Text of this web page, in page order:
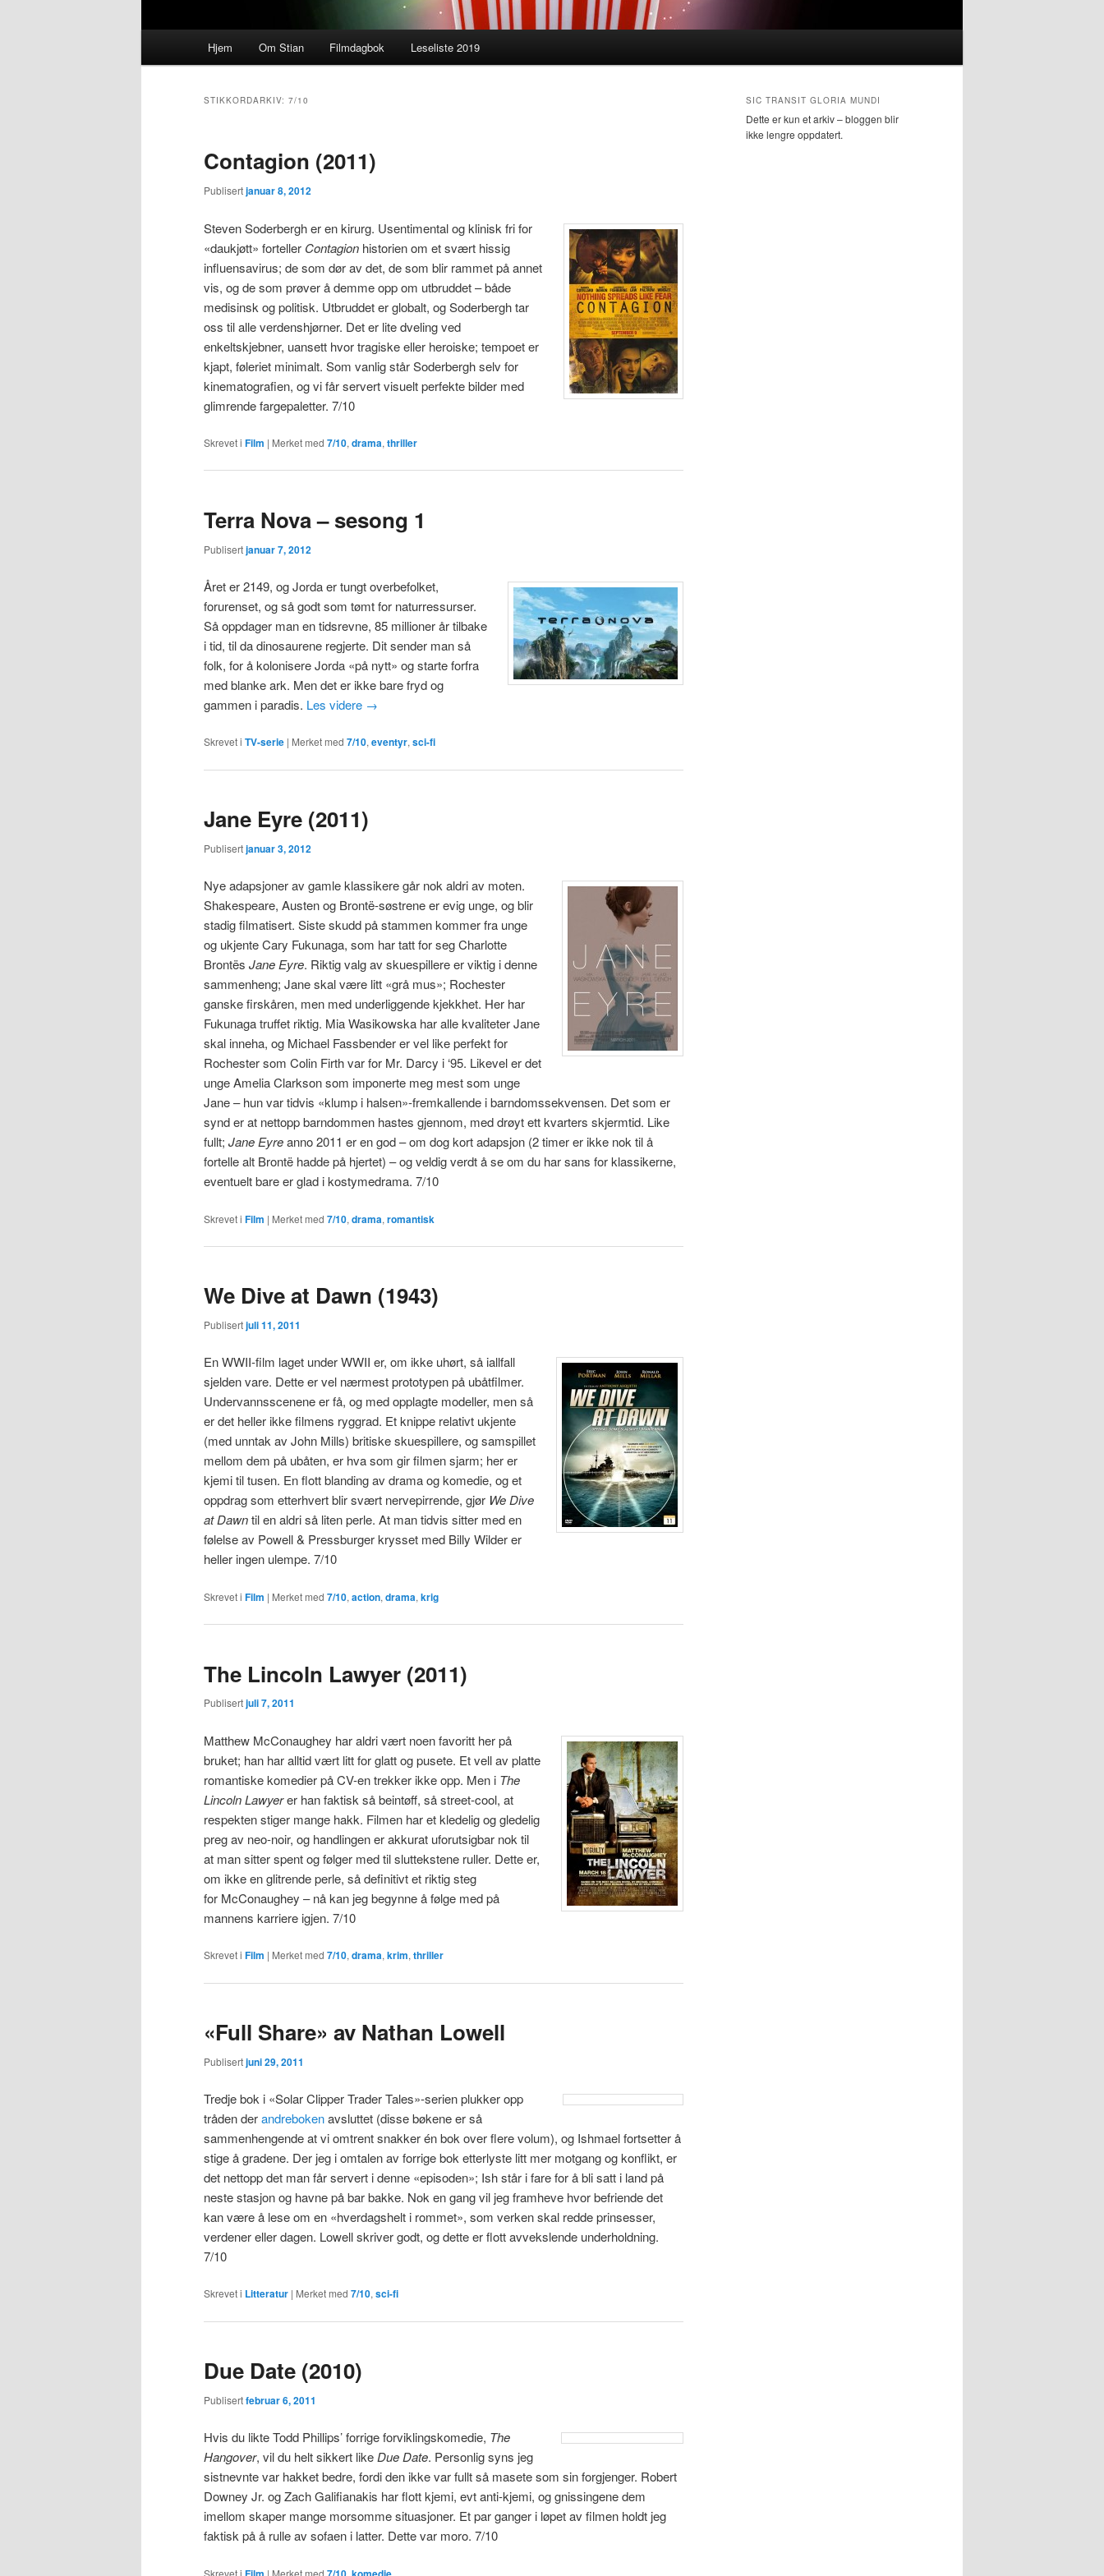
Hjem Om Stian Filmdagbok Leseliste 2019
STIKKORDARKIV: 7/10
Contagion (2011)
Publisertjanuar 8, 2012
Steven Soderbergh er en kirurg. Usentimental og klinisk fri for
«daukjøtt» forteller Contagion historien om et svært hissig
influensavirus; de som dør av det, de som blir rammet på annet
vis, og de som prøver å demme opp om utbruddet – både
medisinsk og politisk. Utbruddet er globalt, og Soderbergh tar
oss til alle verdenshjørner. Det er lite dveling ved
enkeltskjebner, uansett hvor tragiske eller heroiske; tempoet er
kjapt, føleriet minimalt. Som vanlig står Soderbergh selv for
kinematografien, og vi får servert visuelt perfekte bilder med
glimrende fargepaletter. 7/10
Skrevet i Film | Merket med 7/10, drama, thriller
Terra Nova – sesong 1
Publisertjanuar 7, 2012
Året er 2149, og Jorda er tungt overbefolket,
forurenset, og så godt som tømt for naturressurser.
Så oppdager man en tidsrevne, 85 millioner år tilbake
i tid, til da dinosaurene regjerte. Dit sender man så
folk, for å kolonisere Jorda «på nytt» og starte forfra
med blanke ark. Men det er ikke bare fryd og
gammen i paradis. Les videre →
Skrevet i TV-serie | Merket med 7/10, eventyr, sci-fi
Jane Eyre (2011)
Publisertjanuar 3, 2012
Nye adapsjoner av gamle klassikere går nok aldri av moten.
Shakespeare, Austen og Brontë-søstrene er evig unge, og blir
stadig filmatisert. Siste skudd på stammen kommer fra unge
og ukjente Cary Fukunaga, som har tatt for seg Charlotte
Brontës Jane Eyre. Riktig valg av skuespillere er viktig i denne
sammenheng; Jane skal være litt «grå mus»; Rochester
ganske firskåren, men med underliggende kjekkhet. Her har
Fukunaga truffet riktig. Mia Wasikowska har alle kvaliteter Jane
skal inneha, og Michael Fassbender er vel like perfekt for
Rochester som Colin Firth var for Mr. Darcy i ‘95. Likevel er det
unge Amelia Clarkson som imponerte meg mest som unge
Jane – hun var tidvis «klump i halsen»-fremkallende i barndomssekvensen. Det som er
synd er at nettopp barndommen hastes gjennom, med drøyt ett kvarters skjermtid. Like
fullt; Jane Eyreanno 2011 er en god – om dog kort adapsjon (2 timer er ikke nok til å
fortelle alt Brontë hadde på hjertet) – og veldig verdt å se om du har sans for klassikerne,
eventuelt bare er glad i kostymedrama. 7/10
Skrevet i Film | Merket med 7/10, drama, romantisk
We Dive at Dawn (1943)
Publisertjuli 11, 2011
En WWII-film laget under WWII er, om ikke uhørt, så iallfall
sjelden vare. Dette er vel nærmest prototypen på ubåtfilmer.
Undervannsscenene er få, og med opplagte modeller, men så
er det heller ikke filmens ryggrad. Et knippe relativt ukjente
(med unntak av John Mills) britiske skuespillere, og samspillet
mellom dem på ubåten, er hva som gir filmen sjarm; her er
kjemi til tusen. En flott blanding av drama og komedie, og et
oppdrag som etterhvert blir svært nervepirrende, gjør We Dive
at Dawntil en aldri så liten perle. At man tidvis sitter med en
følelse av Powell & Pressburger krysset med Billy Wilder er
heller ingen ulempe. 7/10
Skrevet i Film | Merket med 7/10, action, drama, krig
The Lincoln Lawyer (2011)
Publisertjuli 7, 2011
Matthew McConaughey har aldri vært noen favoritt her på
bruket; han har alltid vært litt for glatt og pusete. Et vell av platte
romantiske komedier på CV-en trekker ikke opp. Men i The
Lincoln Lawyerer han faktisk så beintøff, så street-cool, at
respekten stiger mange hakk. Filmen har et kledelig og gledelig
preg av neo-noir, og handlingen er akkurat uforutsigbar nok til
at man sitter spent og følger med til sluttekstene ruller. Dette er,
om ikke en glitrende perle, så definitivt et riktig steg
for McConaughey – nå kan jeg begynne å følge med på
mannens karriere igjen. 7/10
Skrevet i Film | Merket med 7/10, drama, krim, thriller
«Full Share» av Nathan Lowell
Publisertjuni 29, 2011
Tredje bok i «Solar Clipper Trader Tales»-serien plukker opp
tråden derandrebokenavsluttet (disse bøkene er så
sammenhengende at vi omtrent snakker én bok over flere volum), og Ishmael fortsetter å
stige å gradene. Der jeg i omtalen av forrige bok etterlyste litt mer motgang og konflikt, er
det nettopp det man får servert i denne «episoden»; Ish står i fare for å bli satt i land på
neste stasjon og havne på bar bakke. Nok en gang vil jeg framheve hvor befriende det
kan være å lese om en «hverdagshelt i rommet», som verken skal redde prinsesser,
verdener eller dagen. Lowell skriver godt, og dette er flott avvekslende underholdning.
7/10
Skrevet i Litteratur | Merket med 7/10,sci-fi
Due Date (2010)
Publisertfebruar 6, 2011
Hvis du likte Todd Phillips’ forrige forviklingskomedie, The
Hangover, vil du helt sikkert likeDue Date. Personlig syns jeg
sistnevnte var hakket bedre, fordi den ikke var fullt så masete som sin forgjenger. Robert
Downey Jr. og Zach Galifianakis har flott kjemi, evt anti-kjemi, og gnissingene dem
imellom skaper mange morsomme situasjoner. Et par ganger i løpet av filmen holdt jeg
faktisk på å rulle av sofaen i latter. Dette var moro. 7/10
Skrevet i | Merket med
SIC TRANSIT GLORIA MUNDI
Dette er kun et arkiv – bloggen blir
ikke lengre oppdatert.